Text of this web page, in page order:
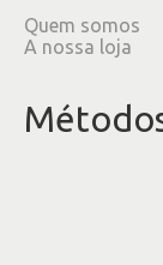
Quem somos
A nossa loja